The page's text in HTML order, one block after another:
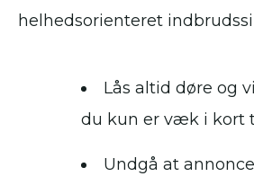
helhedsorienteret
Lås altid døre og
du kun er væk i kort
Undgå at